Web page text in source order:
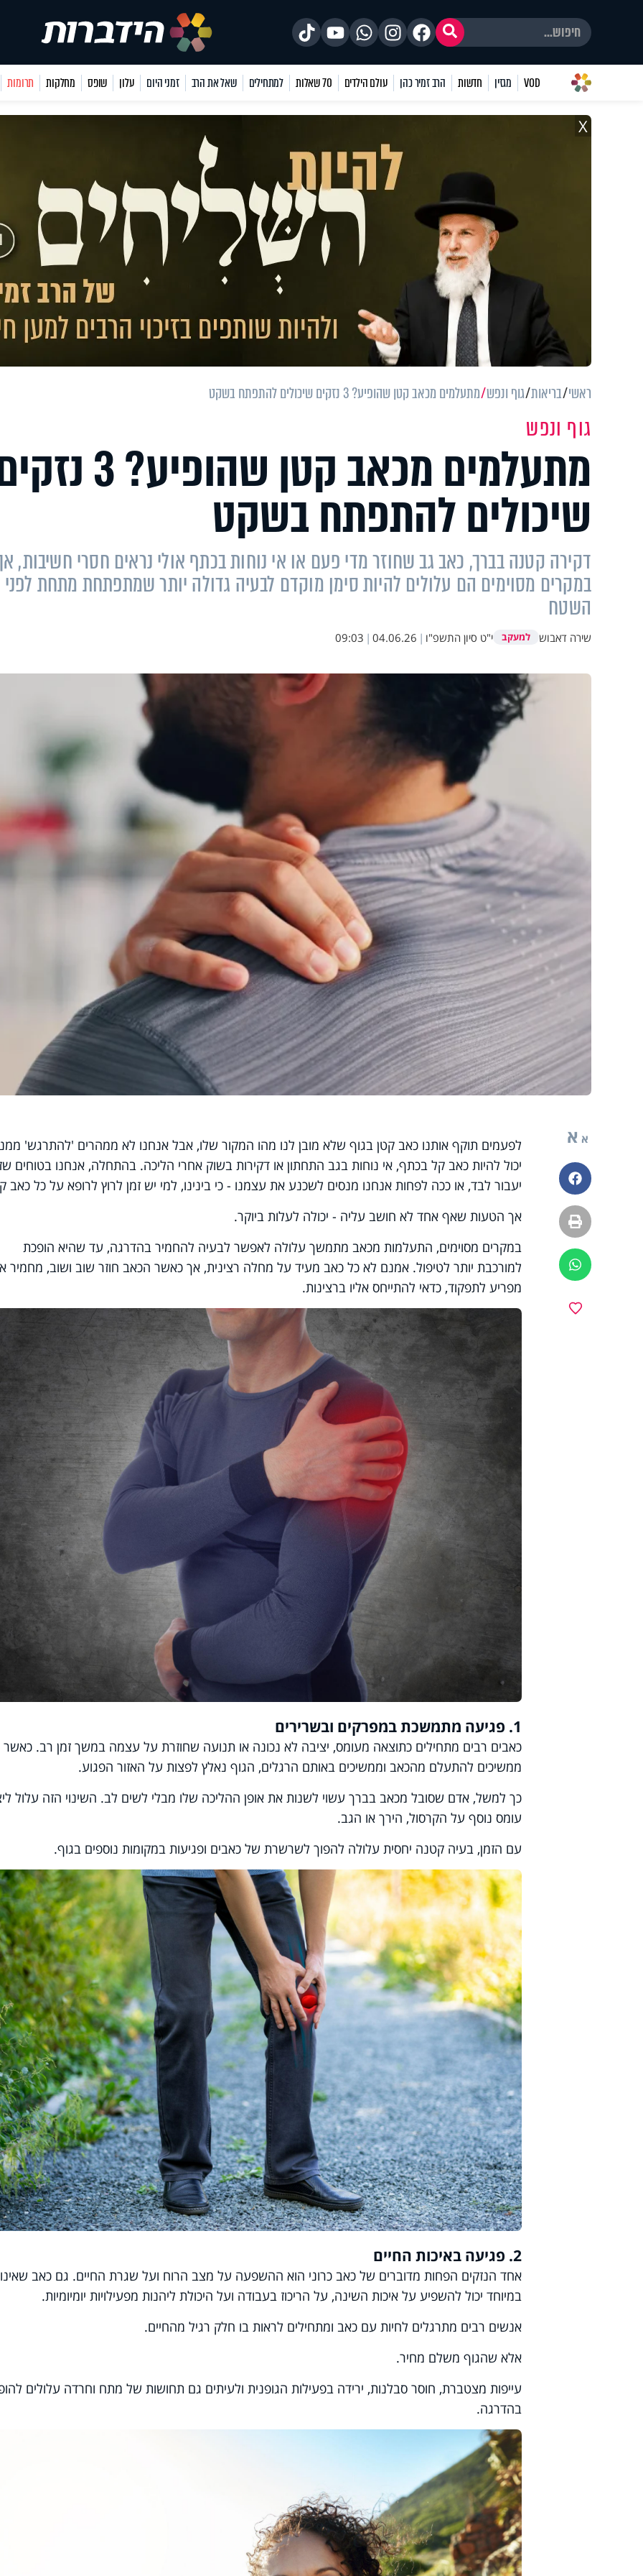
VOD מגזין חדשות הרב זמיר כהן עולם הילדים 70 שאלות למתחילים שאל את הרב זמני היום עלון שופס מחלקות תרומות
X
ראשי בריאות גוף ונפש מתעלמים מכאב קטן שהופיע? 3 נזקים שיכולים להתפתח בשקט
גוף ונפש
מתעלמים מכאב קטן שהופיע?
שיכולים להתפתח בשקט
דקירה קטנה בברך, כאב גב שחוזר מדי פעם או אי נוחות בכתף אולי נראים חסרי חשיבות,
במקרים מסוימים הם עלולים להיות סימן מוקדם לבעיה גדולה יותר שמתפתחת מתחת לפני
השטח
שירה דאבוש למעקב י"ט סיון התשפ"ו |
04.06.26
|
09:03
א א
פייסבוק
הדפסה
ווטסאפ
לפעמים תוקף אותנו כאב קטן בגוף שלא מובן לנו מהו המקור שלו, אבל אנחנו לא ממהרים 'להתרגש'
יכול להיות כאב קל בכתף, אי נוחות בגב התחתון או דקירות בשוק אחרי הליכה. בהתחלה, אנחנו בטוחים
יעבור לבד, או ככה לפחות אנחנו מנסים לשכנע את עצמנו - כי בינינו, למי יש זמן לרוץ לרופא על כל כאב
אך הטעות שאף אחד לא חושב עליה - יכולה לעלות ביוקר.
במקרים מסוימים, התעלמות מכאב מתמשך עלולה לאפשר לבעיה להחמיר בהדרגה, עד שהיא הופכת
למורכבת יותר לטיפול. אמנם לא כל כאב מעיד על מחלה רצינית, אך כאשר הכאב חוזר שוב ושוב, מחמיר
מפריע לתפקוד, כדאי להתייחס אליו ברצינות.
1. פגיעה מתמשכת במפרקים ובשרירים
כאבים רבים מתחילים כתוצאה מעומס, יציבה לא נכונה או תנועה שחוזרת על עצמה במשך זמן רב. כאשר
ממשיכים להתעלם מהכאב וממשיכים באותם הרגלים, הגוף נאלץ לפצות על האזור הפגוע.
כך למשל, אדם שסובל מכאב בברך עשוי לשנות את אופן ההליכה שלו מבלי לשים לב. השינוי הזה עלול
עומס נוסף על הקרסול, הירך או הגב.
עם הזמן, בעיה קטנה יחסית עלולה להפוך לשרשרת של כאבים ופגיעות במקומות נוספים בגוף.
2. פגיעה באיכות החיים
אחד הנזקים הפחות מדוברים של כאב כרוני הוא ההשפעה על מצב הרוח ועל שגרת החיים. גם כאב
במיוחד יכול להשפיע על איכות השינה, על הריכוז בעבודה ועל היכולת ליהנות מפעילויות יומיומיות.
אנשים רבים מתרגלים לחיות עם כאב ומתחילים לראות בו חלק רגיל מהחיים.
אלא שהגוף משלם מחיר.
עייפות מצטברת, חוסר סבלנות, ירידה בפעילות הגופנית ולעיתים גם תחושות של מתח וחרדה עלולים
בהדרגה.